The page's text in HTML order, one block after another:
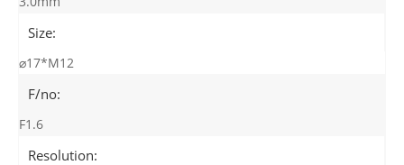
Size:
⌀17*M12
F/no:
F1.6
Resolution: